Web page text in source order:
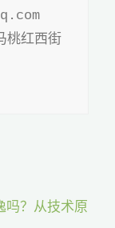
桃红西街
吗？从技术原